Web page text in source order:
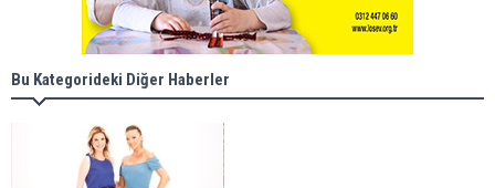
Bu Kategorideki Diğer Haberler